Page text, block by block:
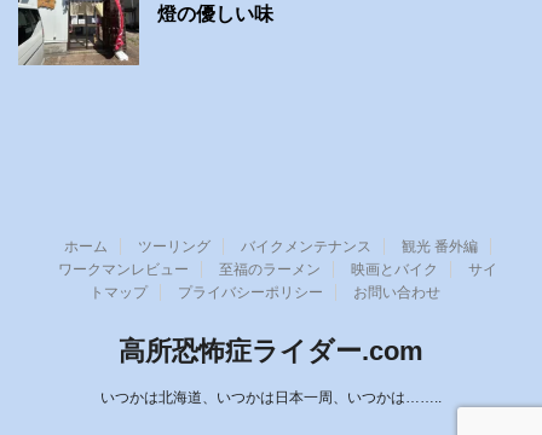
燈の優しい味
ホーム ツーリング バイクメンテナンス
観光 番外編
ワークマンレビュー
至福のラーメン 映画とバイク
サイ
トマップ
プライバシーポリシー お問い合わせ
高所恐怖症ライダー.com
いつかは北海道、いつかは日本一周、いつかは……..